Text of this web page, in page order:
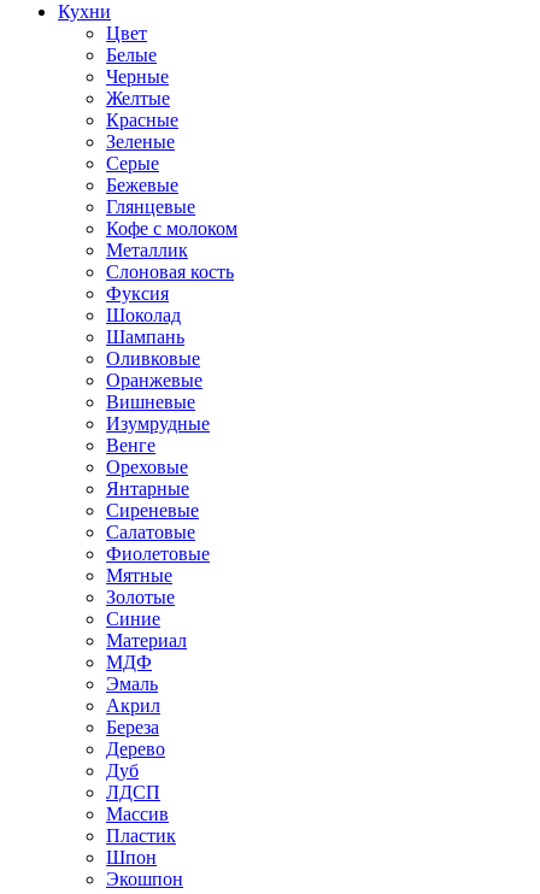
Кухни
Цвет
Белые
Черные
Желтые
Красные
Зеленые
Серые
Бежевые
Глянцевые
Кофе с молоком
Металлик
Слоновая кость
Фуксия
Шоколад
Шампань
Оливковые
Оранжевые
Вишневые
Изумрудные
Венге
Ореховые
Янтарные
Сиреневые
Салатовые
Фиолетовые
Мятные
Золотые
Синие
Материал
МДФ
Эмаль
Акрил
Береза
Дерево
Дуб
ЛДСП
Массив
Пластик
Шпон
Экошпон